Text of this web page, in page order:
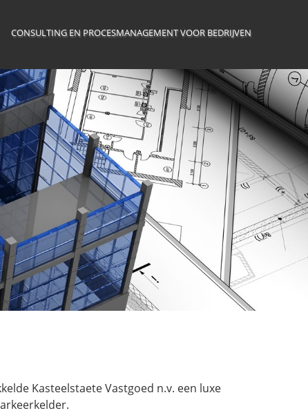
Kasteelstaete Vastgoed n.v. een luxe
CONSULTING EN PROCESMANAGEMENT VOOR BEDRIJVEN